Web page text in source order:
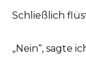
Schließlich
„Nein“, sagte